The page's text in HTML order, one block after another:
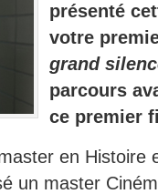
présenté
votre
grand
parcours
ce premier
en Histoire
un master